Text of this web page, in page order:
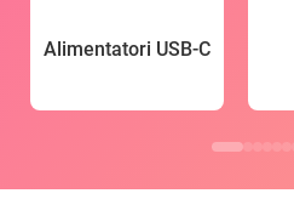
Alimentatori USB-C